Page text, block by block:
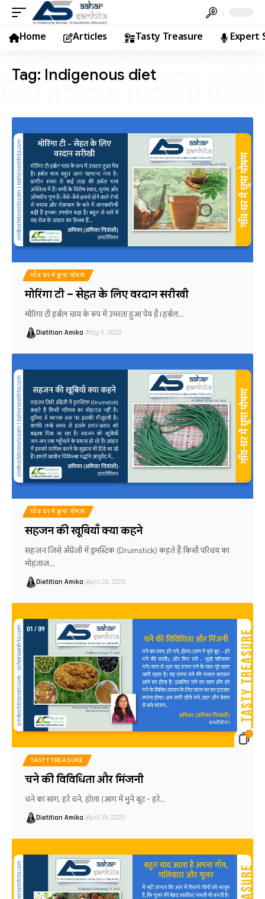
Home Articles Tasty Treasure Expert
Tag: Indigenous diet
गाँव घर में छुपा पोषण
मोरिंगा टी – सेहत के लिए वरदान सरीखी
मोरिंगा टी हर्बल चाय के रूप में उभरता हुआ पेय है। हर्बल…
Dietitian Amika May 9, 2020
गाँव घर में छुपा पोषण
सहजन की खूबियाँ क्या कहने
सहजन जिसे अँग्रेजी में ड्रमस्टिक (Drumstick) कहते हैं किसी परिचय का
मोहताज…
Dietitian Amika April 24, 2020
9
TASTY TREASURE
चने की विविधिता और मिंजनी
चने का साग, हरे चने, होला (आग में भुने बूट - हरे…
Dietitian Amika April 19, 2020